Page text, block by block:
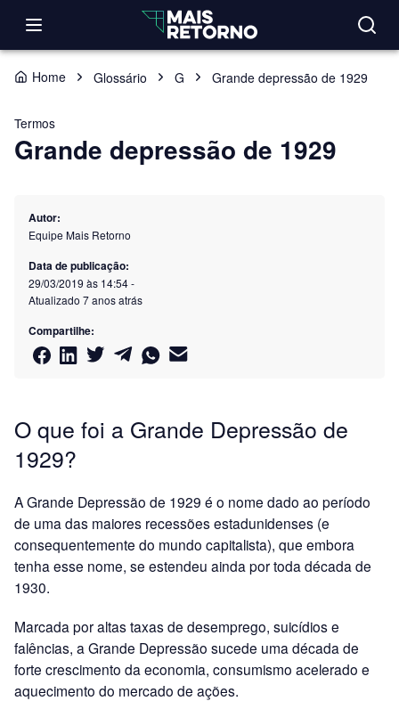
Home Glossário G Grande depressão de 1929
Termos
Grande depressão de 1929
Autor:
Equipe Mais Retorno
Data de publicação:
29/03/2019 às 14:54-
Atualizado 7 anos atrás
Compartilhe:
O que foi a Grande Depressão de
1929?
A Grande Depressão de 1929 é o nome dado ao período
de uma das maiores recessões estadunidenses (e
consequentemente do mundo capitalista), que embora
tenha esse nome, se estendeu ainda por toda década de
1930.
Marcada por altas taxas de desemprego, suicídios e
falências, a Grande Depressão sucede uma década de
forte crescimento da economia, consumismo acelerado e
aquecimento do mercado de ações.